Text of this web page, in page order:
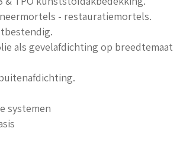
- restauratiemortels.
als gevelafdichting op breedtemaat
systemen